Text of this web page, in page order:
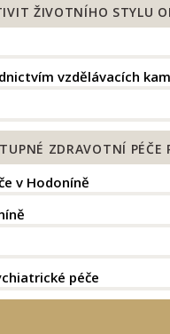
ŽIVOTNÍHO STYLU
vzdělávacích
ZDRAVOTNÍ
v Hodoníně
péče